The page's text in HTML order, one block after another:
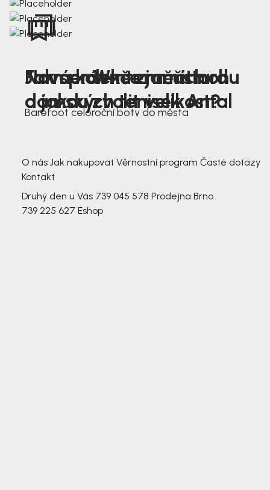
Nová kolekce jarních
dámských tenisek Antal
Jak správně změřit nohu
a jakou zvolit velikost?
Farmer Winter mustard
Barefoot celoroční boty do města
O nás Jak nakupovat Věrnostní program Časté dotazy
Kontakt
Druhý den u Vás 739 045 578 Prodejna Brno
739 225 627 Eshop